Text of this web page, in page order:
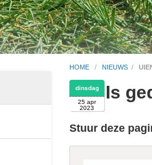
HOME / NIEUWS /
Is
dinsdag
25 apr
2023
Stuur deze